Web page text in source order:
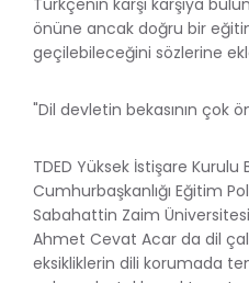
önüne ancak doğru bir
geçilebileceğini sözlerine
"Dil devletin bekasının çok
TDED Yüksek İstişare Kurulu
Cumhurbaşkanlığı Eğitim
Sabahattin Zaim
Ahmet Cevat Acar da dil
eksikliklerin dili korumada